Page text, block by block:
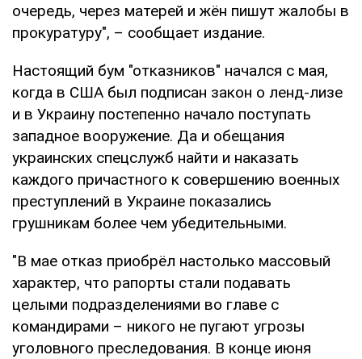
очередь, через матерей и жён пишут жалобы в
прокуратуру", – сообщает издание.
Настоящий бум "отказников" начался с мая,
когда в США был подписан закон о ленд-лизе
и в Украину постепенно начало поступать
западное вооружение. Да и обещания
украинских спецслужб найти и наказать
каждого причастного к совершению военных
преступлений в Украине показались
грушникам более чем убедительными.
"В мае отказ приобрёл настолько массовый
характер, что рапорты стали подавать
целыми подразделениями во главе с
командирами – никого не пугают угрозы
уголовного преследования. В конце июня